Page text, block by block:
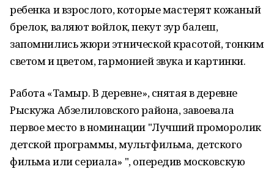
ребенка и взрослого, которые мастерят кожаный
брелок, валяют войлок, пекут зур балеш,
запомнились жюри этнической красотой, тонким
светом и цветом, гармонией звука и картинки.
Работа «Тамыр. В деревне», снятая в деревне
Рыскужа Абзелиловского района, завоевала
первое место в номинации "Лучший проморолик
детской программы, мультфильма, детского
фильма или сериала» ", опередив московскую